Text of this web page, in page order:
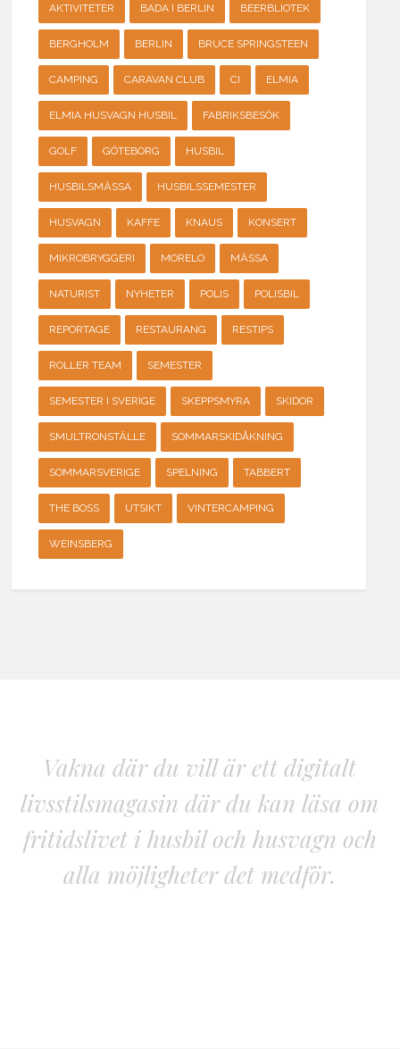
AKTIVITETER BADA I BERLIN BEERBLIOTEK
BERGHOLM BERLIN BRUCE SPRINGSTEEN
CAMPING CARAVAN CLUB CI ELMIA
ELMIA HUSVAGN HUSBIL FABRIKSBESÖK
GOLF GÖTEBORG HUSBIL
HUSBILSMÄSSA HUSBILSSEMESTER
HUSVAGN KAFFE KNAUS KONSERT
MIKROBRYGGERI MORELO MÄSSA
NATURIST NYHETER POLIS POLISBIL
REPORTAGE RESTAURANG RESTIPS
ROLLER TEAM SEMESTER
SEMESTER I SVERIGE SKEPPSMYRA SKIDOR
SMULTRONSTÄLLE SOMMARSKIDÅKNING
SOMMARSVERIGE SPELNING TABBERT
THE BOSS UTSIKT VINTERCAMPING
WEINSBERG
Vakna där du vill är ett digitalt
livsstilsmagasin där du kan läsa om
fritidslivet i husbil och husvagn och
alla möjligheter det medför.